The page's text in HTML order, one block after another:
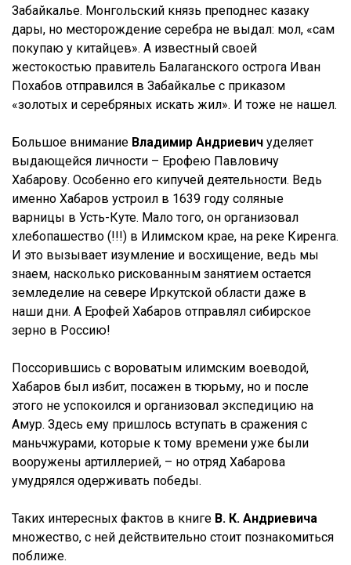
Забайкалье. Монгольский князь преподнес казаку
дары, но месторождение серебра не выдал: мол, «сам
покупаю у китайцев». А известный своей
жестокостью правитель Балаганского острога Иван
Похабов отправился в Забайкалье с приказом
«золотых и серебряных искать жил». И тоже не нашел.
Большое внимание Владимир Андриевич уделяет
выдающейся личности – Ерофею Павловичу
Хабарову. Особенно его кипучей деятельности. Ведь
именно Хабаров устроил в 1639 году соляные
варницы в Усть-Куте. Мало того, он организовал
хлебопашество (!!!) в Илимском крае, на реке Киренга.
И это вызывает изумление и восхищение, ведь мы
знаем, насколько рискованным занятием остается
земледелие на севере Иркутской области даже в
наши дни. А Ерофей Хабаров отправлял сибирское
зерно в Россию!
Поссорившись с вороватым илимским воеводой,
Хабаров был избит, посажен в тюрьму, но и после
этого не успокоился и организовал экспедицию на
Амур. Здесь ему пришлось вступать в сражения с
маньчжурами, которые к тому времени уже были
вооружены артиллерией, – но отряд Хабарова
умудрялся одерживать победы.
Таких интересных фактов в книге В. К. Андриевича
множество, с ней действительно стоит познакомиться
поближе.